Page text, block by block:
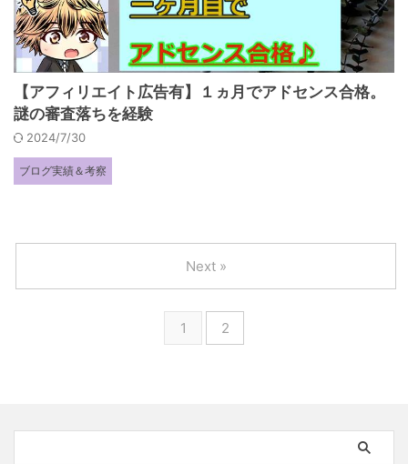
【アフィリエイト広告有】１ヵ月でアドセンス合格。
謎の審査落ちを経験
2024/7/30
ブログ実績＆考察
1 2
Next »